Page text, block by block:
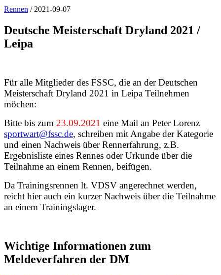
Rennen / 2021-09-07
Deutsche Meisterschaft Dryland 2021 /
Leipa
Für alle Mitglieder des FSSC, die an der Deutschen
Meisterschaft Dryland 2021 in Leipa Teilnehmen
möchen:
Bitte bis zum 23.09.2021 eine Mail an Peter Lorenz
sportwart@fssc.de, schreiben mit Angabe der Kategorie
und einen Nachweis über Rennerfahrung, z.B.
Ergebnisliste eines Rennes oder Urkunde über die
Teilnahme an einem Rennen, beifügen.
Da Trainingsrennen lt. VDSV angerechnet werden,
reicht hier auch ein kurzer Nachweis über die Teilnahme
an einem Trainingslager.
Wichtige Informationen zum
Meldeverfahren der DM